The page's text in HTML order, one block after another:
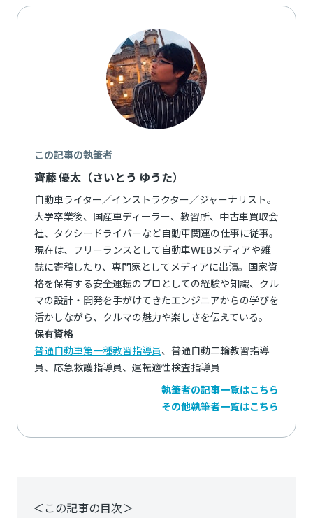
この記事の執筆者
齊藤 優太（さいとう ゆうた）
自動車ライター／インストラクター／ジャーナリスト。
大学卒業後、国産車ディーラー、教習所、中古車買取会
社、タクシードライバーなど自動車関連の仕事に従事。
現在は、フリーランスとして自動車WEBメディアや雑
誌に寄稿したり、専門家としてメディアに出演。国家資
格を保有する安全運転のプロとしての経験や知識、クル
マの設計・開発を手がけてきたエンジニアからの学びを
活かしながら、クルマの魅力や楽しさを伝えている。
保有資格
普通自動車第一種教習指導員、普通自動二輪教習指導
員、応急救護指導員、運転適性検査指導員
執筆者の記事一覧はこちら
その他執筆者一覧はこちら
＜この記事の目次＞